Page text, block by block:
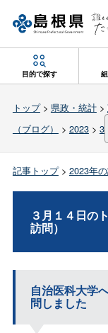
目的で探す
トップ> 県政・統計>
（ブログ）
> 2023> 3
記事トップ> 2023年
３月１４日の
訪問）
自治医科大学
問しました